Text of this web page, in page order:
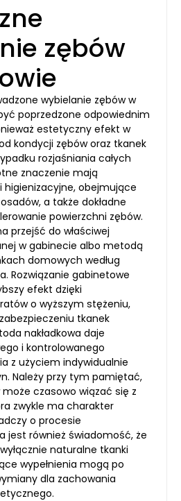
zębów
wybielanie zębów w
poprzedzone odpowiednim
estetyczny efekt w
kondycji zębów oraz tkanek
rozjaśniania całych
znaczenie mają
higienizacyjne, obejmujące
a także dokładne
powierzchni zębów.
przejść do właściwej
w gabinecie albo metodą
domowych według
Rozwiązanie gabinetowe
efekt dzięki
o wyższym stężeniu,
tkanek
nakładkowa daje
i kontrolowanego
z użyciem indywidualnie
Należy przy tym pamiętać,
czasowo wiązać się z
zwykle ma charakter
o procesie
jest również świadomość, że
naturalne tkanki
wypełnienia mogą po
dla zachowania